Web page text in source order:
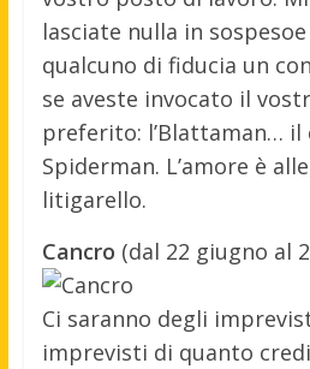
lasciate nulla in
qualcuno di fiducia un
se aveste invocato il
preferito: l’Blattaman… il
Spiderman. L’amore è
litigarello.
Cancro (dal 22 giugno al
Ci saranno degli
imprevisti di quanto